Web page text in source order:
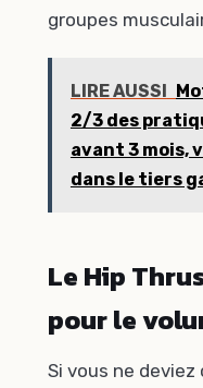
groupes
LIRE AUSSI
2/3 des
avant 3 mois,
dans le tiers
Le Hip
pour le
Si vous ne deviez